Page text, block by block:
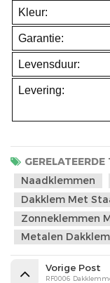
Kleur:
Garantie:
Levensduur:
Levering:
GERELATEERDE
Naadklemmen
Dakklem Met
Zonneklemmen
Metalen
Vorige Post
RF0006